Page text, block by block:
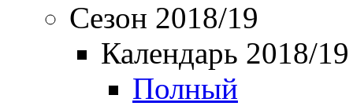
Сезон 2018/19
Календарь 2018/19
Полный